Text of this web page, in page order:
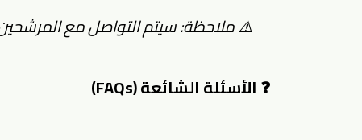
⚠️ ملاحظة: سيتم التواصل مع
❓ الأسئلة الشائعة (FAQs)